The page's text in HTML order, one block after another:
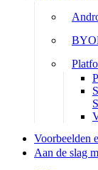
Voorbeelden
Aan de slag